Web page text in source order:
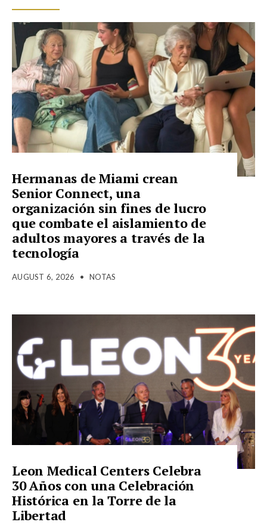
Hermanas de Miami crean
Senior Connect, una
organización sin fines de lucro
que combate el aislamiento de
adultos mayores a través de la
tecnología
AUGUST 6, 2026 • NOTAS
Leon Medical Centers Celebra
30 Años con una Celebración
Histórica en la Torre de la
Libertad